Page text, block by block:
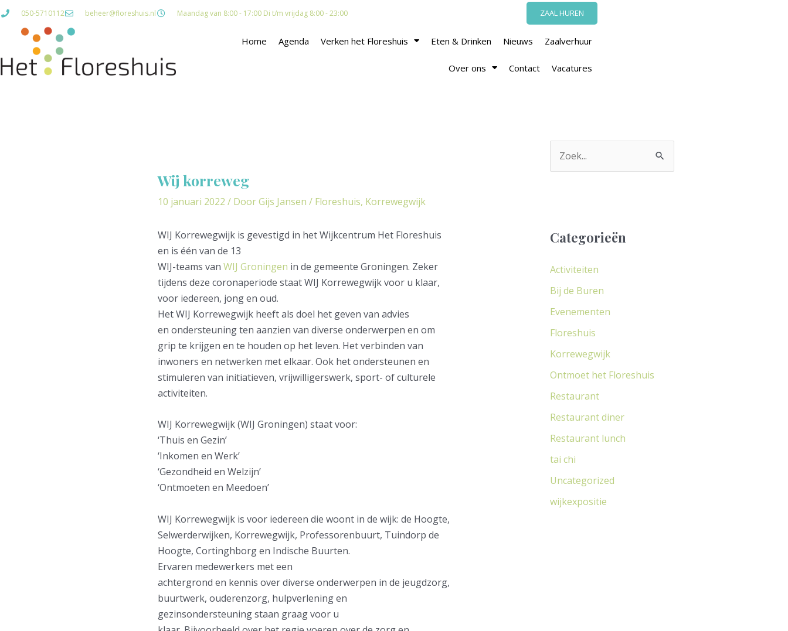
Ga
inhoud
050-5710112 beheer@floreshuis.nl Maandag van 8:00 - 17:00 Di t/m vrijdag 8:00 - 23:00 ZAAL HUREN
Home Agenda Verken het Floreshuis Eten & Drinken Nieuws Zaalverhuur
Over ons Contact Vacatures
Wij korreweg
10 januari 2022 / DoorGijs Jansen / Floreshuis, Korrewegwijk
WIJ Korrewegwijk is gevestigd in het Wijkcentrum Het Floreshuis
en is één van de 13
WIJ-teams van WIJ Groningen in de gemeente Groningen. Zeker
tijdens deze coronaperiode staat WIJ Korrewegwijk voor u klaar,
voor iedereen, jong en oud.
Het WIJ Korrewegwijk heeft als doel het geven van advies
en ondersteuning ten aanzien van diverse onderwerpen en om
grip te krijgen en te houden op het leven. Het verbinden van
inwoners en netwerken met elkaar. Ook het ondersteunen en
stimuleren van initiatieven, vrijwilligerswerk, sport- of culturele
activiteiten.
WIJ Korrewegwijk (WIJ Groningen) staat voor:
‘Thuis en Gezin’
‘Inkomen en Werk’
‘Gezondheid en Welzijn’
‘Ontmoeten en Meedoen’
WIJ Korrewegwijk is voor iedereen die woont in de wijk: de Hoogte,
Selwerderwijken, Korrewegwijk, Professorenbuurt, Tuindorp de
Hoogte, Cortinghborg en Indische Buurten.
Ervaren medewerkers met een
achtergrond en kennis over diverse onderwerpen in de jeugdzorg,
buurtwerk, ouderenzorg, hulpverlening en
gezinsondersteuning staan graag voor u
n
a
r
:
Categorieën
Activiteiten
Bij de Buren
Evenementen
Floreshuis
Korrewegwijk
Ontmoet het Floreshuis
Restaurant
Restaurant diner
Restaurant lunch
tai chi
Uncategorized
wijkexpositie